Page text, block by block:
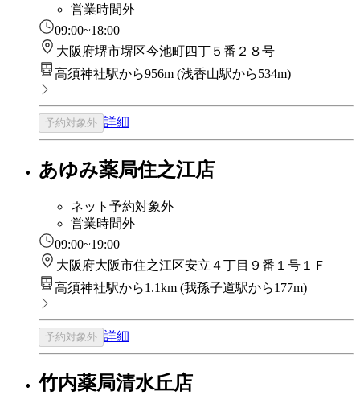
営業時間外
09:00~18:00
大阪府堺市堺区今池町四丁５番２８号
高須神社駅から956m (浅香山駅から534m)
予約対象外 詳細
あゆみ薬局住之江店
ネット予約対象外
営業時間外
09:00~19:00
大阪府大阪市住之江区安立４丁目９番１号１Ｆ
高須神社駅から1.1km (我孫子道駅から177m)
予約対象外 詳細
竹内薬局清水丘店